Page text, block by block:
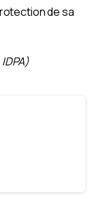
de sa